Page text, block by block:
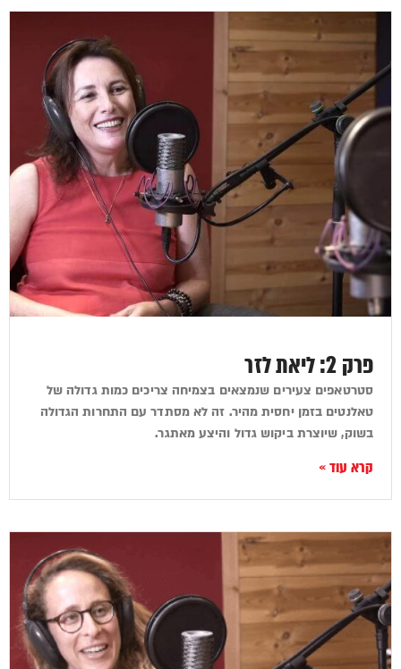
פרק 2: ליאת לזר
סטרטאפים צעירים שנמצאים בצמיחה צריכים כמות גדולה של
טאלנטים בזמן יחסית מהיר. זה לא מסתדר עם התחרות הגדולה
בשוק, שיוצרת ביקוש גדול והיצע מאתגר.
קרא עוד »